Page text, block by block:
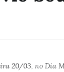
20/03, no Dia